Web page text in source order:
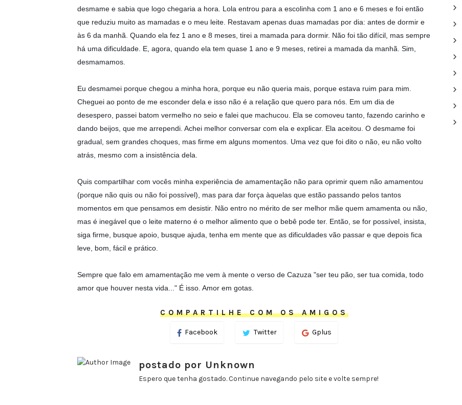
desmame e sabia que logo chegaria a hora. Lola entrou para a escolinha com 1 ano e 6 meses e foi então
que reduziu muito as mamadas e o meu leite. Restavam apenas duas mamadas por dia: antes de dormir e
às 6 da manhã. Quando ela fez 1 ano e 8 meses, tirei a mamada para dormir. Não foi tão difícil, mas sempre
há uma dificuldade. E, agora, quando ela tem quase 1 ano e 9 meses, retirei a mamada da manhã. Sim,
desmamamos.
Eu desmamei porque chegou a minha hora, porque eu não queria mais, porque estava ruim para mim.
Cheguei ao ponto de me esconder dela e isso não é a relação que quero para nós. Em um dia de
desespero, passei batom vermelho no seio e falei que machucou. Ela se comoveu tanto, fazendo carinho e
dando beijos, que me arrependi. Achei melhor conversar com ela e explicar. Ela aceitou. O desmame foi
gradual, sem grandes choques, mas firme em alguns momentos. Uma vez que foi dito o não, eu não volto
atrás, mesmo com a insistência dela.
Quis compartilhar com vocês minha experiência de amamentação não para oprimir quem não amamentou
(porque não quis ou não foi possível), mas para dar força àquelas que estão passando pelos tantos
momentos em que pensamos em desistir. Não entro no mérito de ser melhor mãe quem amamenta ou não,
mas é inegável que o leite materno é o melhor alimento que o bebê pode ter. Então, se for possível, insista,
siga firme, busque apoio, busque ajuda, tenha em mente que as dificuldades vão passar e que depois fica
leve, bom, fácil e prático.
Sempre que falo em amamentação me vem à mente o verso de Cazuza "ser teu pão, ser tua comida, todo
amor que houver nesta vida..." É isso. Amor em gotas.
COMPARTILHE COM OS AMIGOS
Facebook Twitter Gplus
postado por Unknown
Espero que tenha gostado. Continue navegando pelo site e volte sempre!